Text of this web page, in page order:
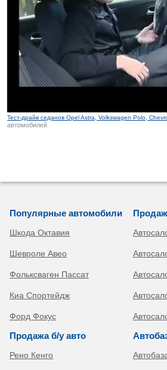
Тест-драйв седанов Opel Astra, Volkswagen Polo,
автомобилей
Популярные автомобили
Шкода Октавия
Шевроле Авео
Фольксваген Пассат
Киа Спортейдж
Форд Фокус
Продажа б/у авто
Рено Кенго